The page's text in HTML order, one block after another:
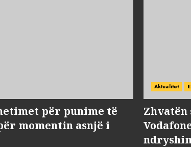
për punime të
momentin asnjë i
Aktualitet